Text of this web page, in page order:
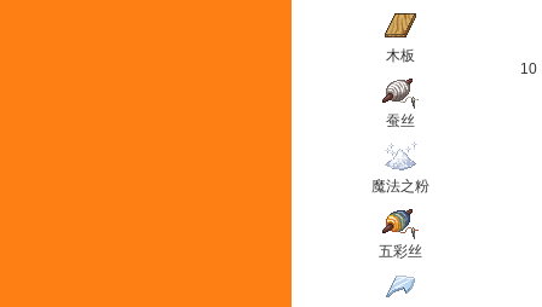
10
木板
蚕丝
魔法之粉
五彩丝